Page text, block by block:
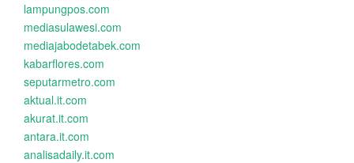
lampungpos.com
mediasulawesi.com
mediajabodetabek.com
kabarflores.com
seputarmetro.com
aktual.it.com
akurat.it.com
antara.it.com
analisadaily.it.com